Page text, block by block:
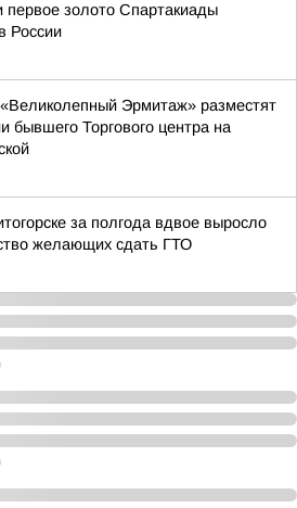
первое золото Спартакиады
России
Эрмитаж» разместят
бывшего Торгового центра на
за полгода вдвое выросло
желающих сдать ГТО